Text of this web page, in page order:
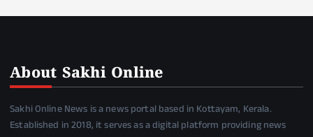
About Sakhi Online
Sakhi Online News is a news portal based in Kottayam, Kerala.
Established in 2018, it serves as a digital platform providing news